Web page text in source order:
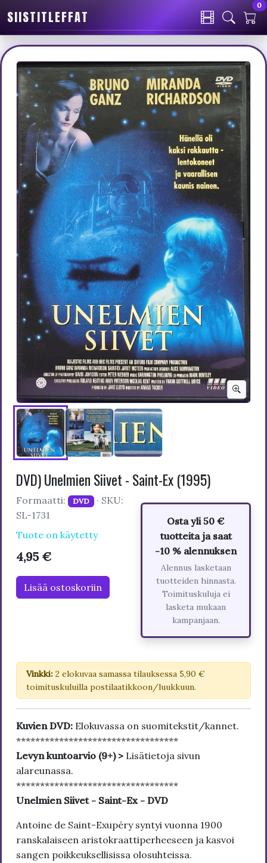
SIISTITLEFFAT
0
DVD) Unelmien Siivet - Saint-Ex (1995)
Formaatti: DVD · SKU:
SL-1731
Tuote on käytetty
4,95 €
Lisää ostoskoriin
Osta yli 50 €
tuotteita ja saat
-10 % alennuksen
Alennus lasketaan
tuotteiden hinnasta.
Toimituskuluja ei
lasketa mukaan
kampanjaan.
Vinkki: 2 elokuvaa samassa tilauksessa 5,90 €
toimituskuluilla postilaatikkoon/luukkuun.
Kuvien DVD: Elokuvassa on suomitekstit/kannet.
**********************************
Levyn kuntoarvio (9+) > Lisätietoja sivun
alareunassa.
**********************************
Unelmien Siivet - Saint-Ex - DVD
Antoine de Saint-Exupéry syntyi vuonna 1900
ranskalaiseen aristokraattiperheeseen ja kasvoi
sangen poikkeuksellisissa olosuhteissa.